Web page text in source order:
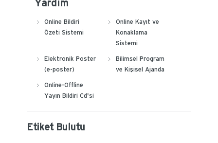
Yardım
Online Bildiri
Özeti Sistemi
Online Kayıt ve
Konaklama
Sistemi
Elektronik Poster
(e-poster)
Bilimsel Program
ve Kişisel Ajanda
Online-Offline
Yayın Bildiri Cd'si
Etiket Bulutu